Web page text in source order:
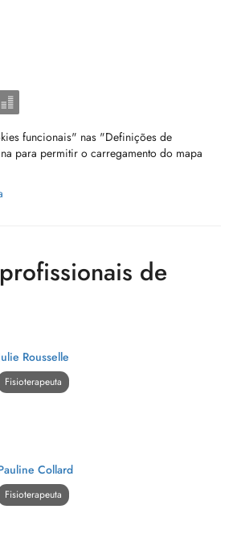
funcionais" nas "Definições de
para permitir o carregamento do mapa
de
Rousselle
Fisioterapeuta
Collard
Fisioterapeuta